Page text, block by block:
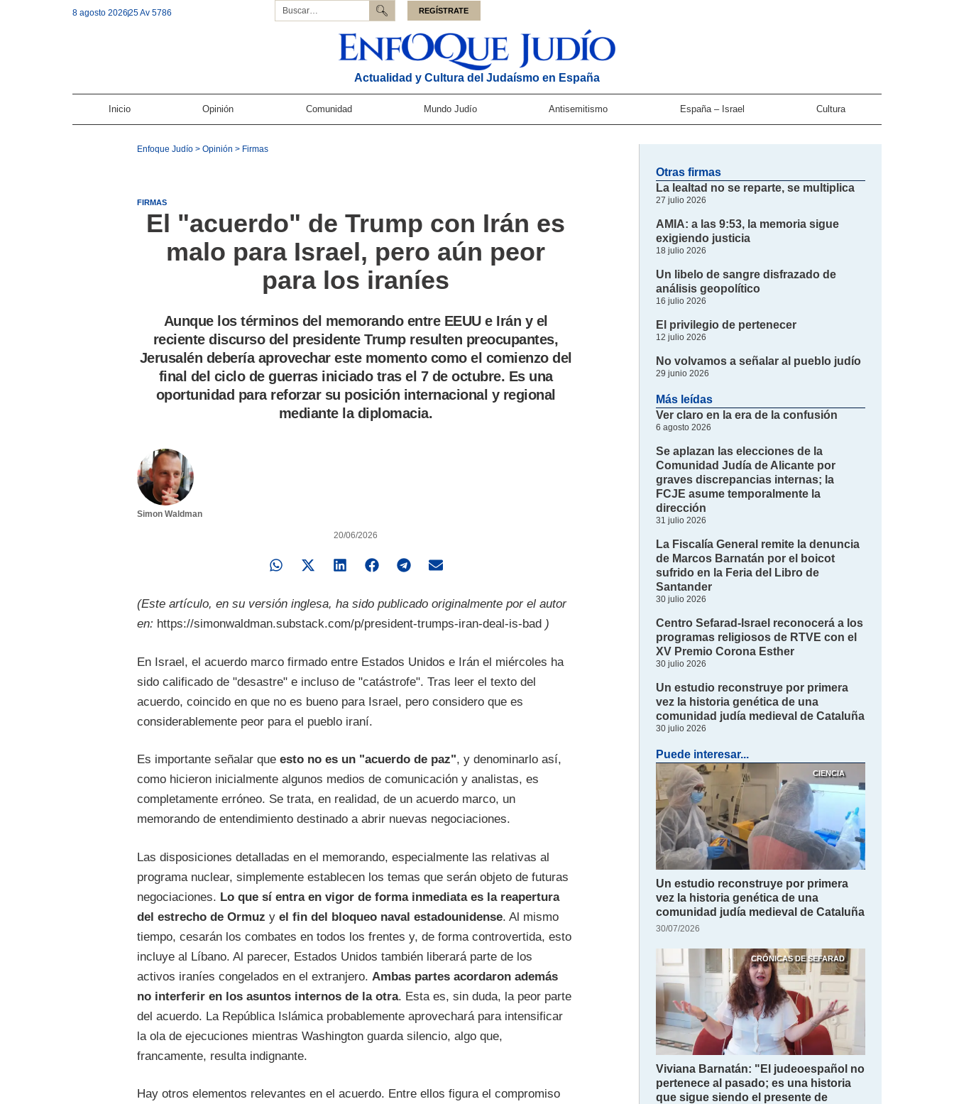
8 agosto 202625 Av 5786 REGÍSTRATE
Actualidad y Cultura del Judaísmo en España
Inicio Opinión Comunidad Mundo Judío Antisemitismo España – Israel Cultura
Enfoque Judío >Opinión > Firmas
FIRMAS
El "acuerdo" de Trump con Irán es
malo para Israel, pero aún peor
para los iraníes
Aunque los términos del memorando entre EEUU e Irán y el
reciente discurso del presidente Trump resulten preocupantes,
Jerusalén debería aprovechar este momento como el comienzo del
final del ciclo de guerras iniciado tras el 7 de octubre. Es una
oportunidad para reforzar su posición internacional y regional
mediante la diplomacia.
Simon Waldman
20/06/2026
(Este artículo, en su versión inglesa, ha sido publicado originalmente por el autor
en: https://simonwaldman.substack.com/p/president-trumps-iran-deal-is-bad )
En Israel, el acuerdo marco firmado entre Estados Unidos e Irán el miércoles ha
sido calificado de "desastre" e incluso de "catástrofe". Tras leer el texto del
acuerdo, coincido en que no es bueno para Israel, pero considero que es
considerablemente peor para el pueblo iraní.
Es importante señalar queesto no es un "acuerdo de paz", y denominarlo así,
como hicieron inicialmente algunos medios de comunicación y analistas, es
completamente erróneo. Se trata, en realidad, de un acuerdo marco, un
memorando de entendimiento destinado a abrir nuevas negociaciones.
Las disposiciones detalladas en el memorando, especialmente las relativas al
programa nuclear, simplemente establecen los temas que serán objeto de futuras
negociaciones. Lo que sí entra en vigor de forma inmediata es la reapertura
del estrecho de Ormuz yel fin del bloqueo naval estadounidense. Al mismo
tiempo, cesarán los combates en todos los frentes y, de forma controvertida, esto
incluye al Líbano. Al parecer, Estados Unidos también liberará parte de los
activos iraníes congelados en el extranjero. Ambas partes acordaron además
no interferir en los asuntos internos de la otra. Esta es, sin duda, la peor parte
del acuerdo. La República Islámica probablemente aprovechará para intensificar
la ola de ejecuciones mientras Washington guarda silencio, algo que,
francamente, resulta indignante.
Hay otros elementos relevantes en el acuerdo. Entre ellos figura el compromiso
Otras firmas
La lealtad no se reparte, se multiplica
27 julio 2026
AMIA: a las 9:53, la memoria sigue
exigiendo justicia
18 julio 2026
Un libelo de sangre disfrazado de
análisis geopolítico
16 julio 2026
El privilegio de pertenecer
12 julio 2026
No volvamos a señalar al pueblo judío
29 junio 2026
Más leídas
Ver claro en la era de la confusión
6 agosto 2026
Se aplazan las elecciones de la
Comunidad Judía de Alicante por
graves discrepancias internas; la
FCJE asume temporalmente la
dirección
31 julio 2026
La Fiscalía General remite la denuncia
de Marcos Barnatán por el boicot
sufrido en la Feria del Libro de
Santander
30 julio 2026
Centro Sefarad-Israel reconocerá a los
programas religiosos de RTVE con el
XV Premio Corona Esther
30 julio 2026
Un estudio reconstruye por primera
vez la historia genética de una
comunidad judía medieval de Cataluña
30 julio 2026
Puede interesar...
CIENCIA
Un estudio reconstruye por primera
vez la historia genética de una
comunidad judía medieval de Cataluña
30/07/2026
CRÓNICAS DE SEFARAD
Viviana Barnatán: "El judeoespañol no
pertenece al pasado; es una historia
que sigue siendo el presente de